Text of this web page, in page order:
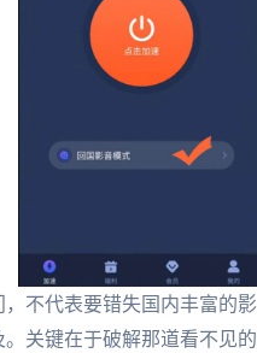
，不代表要错失国内丰富的影
。关键在于破解那道看不见